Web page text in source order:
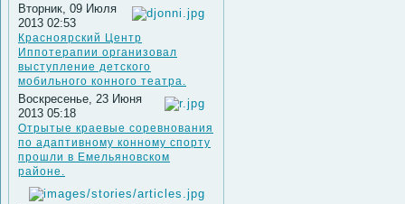
Вторник, 09 Июля
2013 02:53
Красноярский Центр
Иппотерапии организовал
выступление детского
мобильного конного театра.
Воскресенье, 23 Июня
2013 05:18
Отрытые краевые соревнования
по адаптивному конному спорту
прошли в Емельяновском
районе.